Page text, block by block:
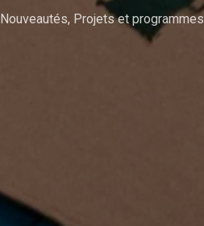
Nouveautés, Projets et programmes